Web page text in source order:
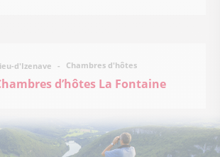
d'Izenave Chambres d'hôtes
d’hôtes La Fontaine